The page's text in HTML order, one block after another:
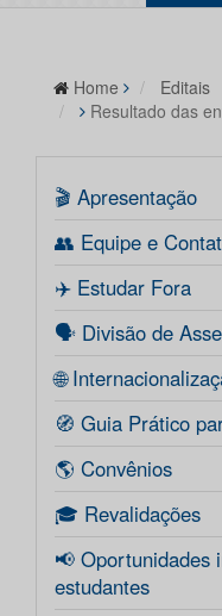
Home
Editais
Resultado das
🎬 Apresentação
👥 Equipe e
✈️ Estudar Fora
🗣️ Divisão de
🌐
🧭 Guia Prático
🌎 Convênios
🎓 Revalidações
📢 Oportunidades
estudantes